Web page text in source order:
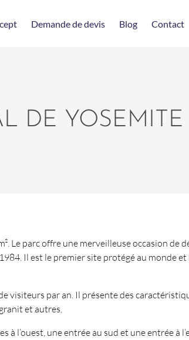
Demande de devis Blog Contact
DE YOSEMITE
Le parc offre une merveilleuse occasion
Il est le premier site protégé au monde
visiteurs par an. Il présente des
et autres.
l’ouest, une entrée au sud et une entrée à